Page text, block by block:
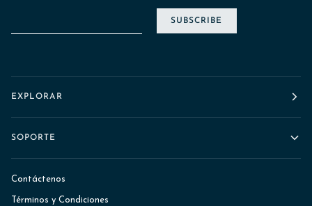
SUBSCRIBE
EXPLORAR
SOPORTE
Contáctenos
Términos y Condiciones